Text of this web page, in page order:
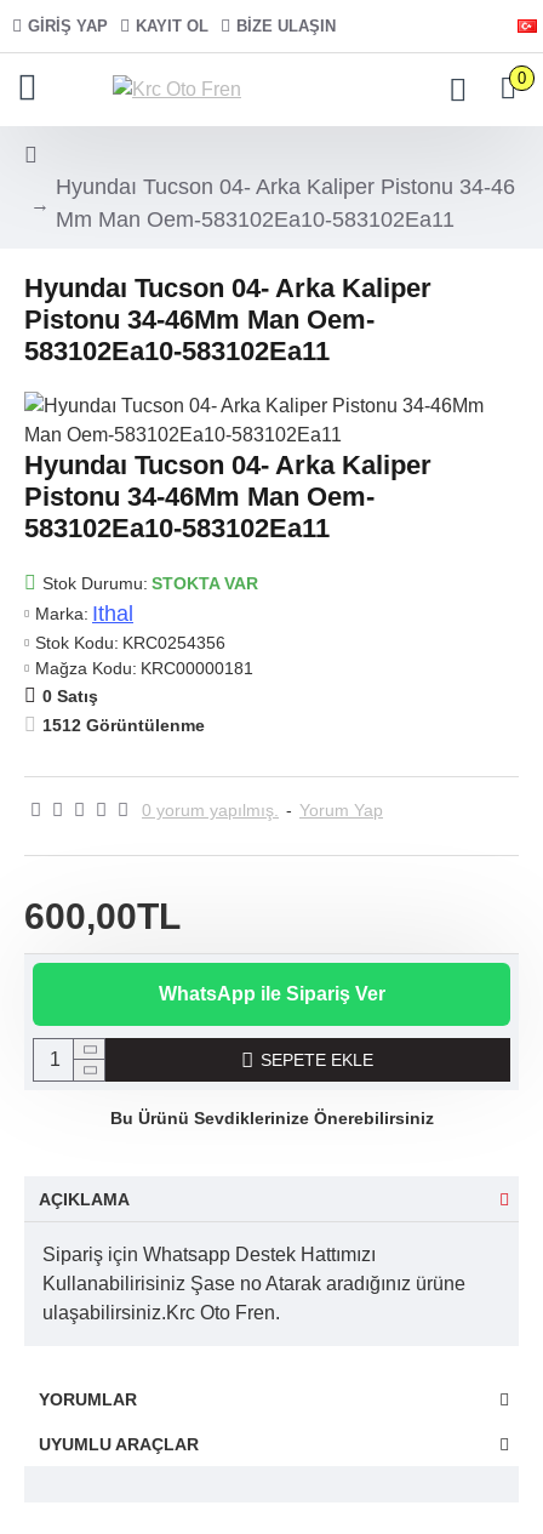
GIRIŞ YAP KAYIT OL BIZE ULAŞIN
0
Hyundaı Tucson 04- Arka Kaliper Pistonu 34-46
Mm Man Oem-583102Ea10-583102Ea11
Hyundaı Tucson 04- Arka Kaliper
Pistonu 34-46Mm Man Oem-
583102Ea10-583102Ea11
Hyundaı Tucson 04- Arka Kaliper
Pistonu 34-46Mm Man Oem-
583102Ea10-583102Ea11
Stok Durumu: STOKTA VAR
Marka: Ithal
Stok Kodu: KRC0254356
Mağza Kodu: KRC00000181
0 Satış
1512 Görüntülenme
0 yorum yapılmış. - Yorum Yap
600,00TL
WhatsApp ile Sipariş Ver
SEPETE EKLE
Bu Ürünü Sevdiklerinize Önerebilirsiniz
AÇIKLAMA
Sipariş için Whatsapp Destek Hattımızı
Kullanabilirisiniz Şase no Atarak aradığınız ürüne
ulaşabilirsiniz.Krc Oto Fren.
YORUMLAR
UYUMLU ARAÇLAR